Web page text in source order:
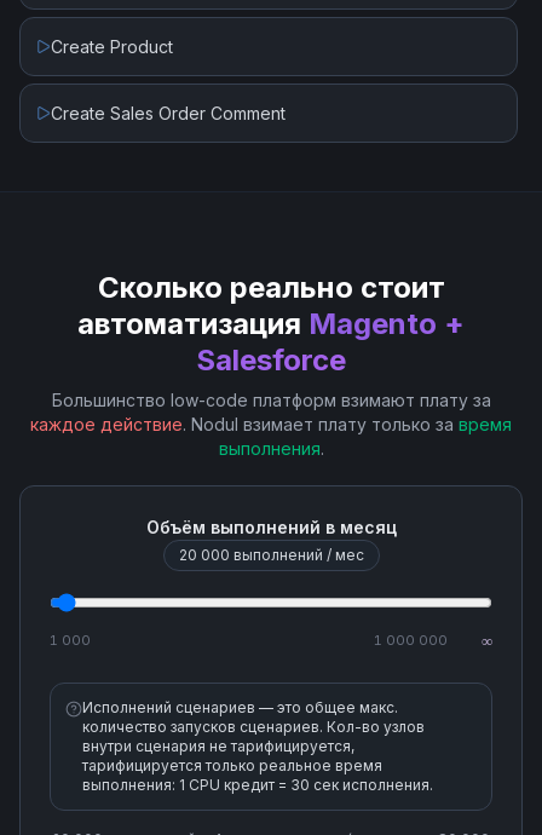
Create Product
Create Sales Order Comment
Сколько реально стоит
автоматизация Magento +
Salesforce
Большинство low-code платформ взимают плату за
каждое действие. Nodul взимает плату только за время
выполнения.
Объём выполнений в месяц
20 000 выполнений / мес
1 000 1 000 000 ∞
Исполнений сценариев — это общее макс.
количество запусков сценариев. Кол-во узлов
внутри сценария не тарифицируется,
тарифицируется только реальное время
выполнения: 1 CPU кредит = 30 сек исполнения.